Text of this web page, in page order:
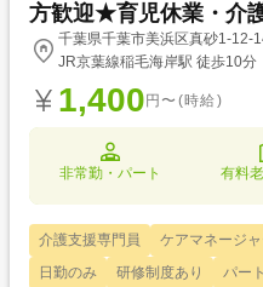
方歓迎★育児休業・介
千葉県千葉市美浜区真砂1-12-
JR京葉線稲毛海岸駅 徒歩10分
1,400 円〜(時給)
非常勤・パート 有料
介護支援専門員 ケアマネージ
日勤のみ
研修制度あり パート